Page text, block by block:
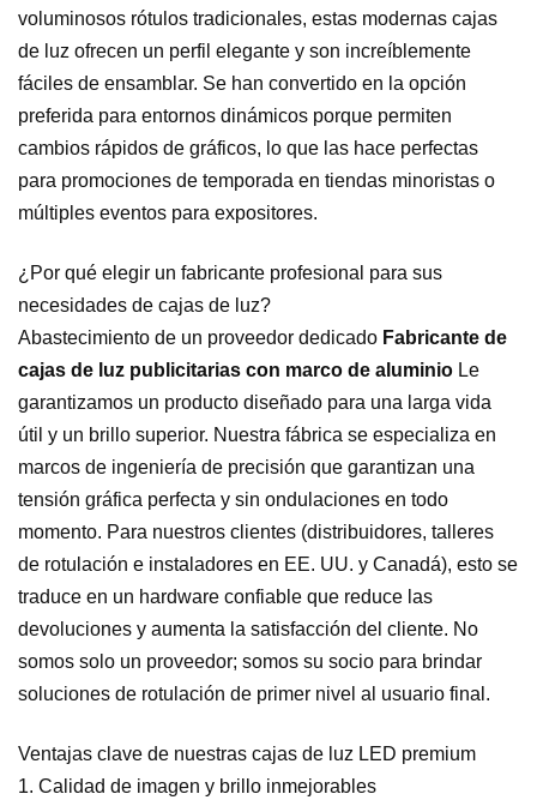
voluminosos rótulos tradicionales, estas modernas cajas
de luz ofrecen un perfil elegante y son increíblemente
fáciles de ensamblar. Se han convertido en la opción
preferida para entornos dinámicos porque permiten
cambios rápidos de gráficos, lo que las hace perfectas
para promociones de temporada en tiendas minoristas o
múltiples eventos para expositores.
¿Por qué elegir un fabricante profesional para sus
necesidades de cajas de luz?
Abastecimiento de un proveedor dedicado Fabricante de
cajas de luz publicitarias con marco de aluminio Le
garantizamos un producto diseñado para una larga vida
útil y un brillo superior. Nuestra fábrica se especializa en
marcos de ingeniería de precisión que garantizan una
tensión gráfica perfecta y sin ondulaciones en todo
momento. Para nuestros clientes (distribuidores, talleres
de rotulación e instaladores en EE. UU. y Canadá), esto se
traduce en un hardware confiable que reduce las
devoluciones y aumenta la satisfacción del cliente. No
somos solo un proveedor; somos su socio para brindar
soluciones de rotulación de primer nivel al usuario final.
Ventajas clave de nuestras cajas de luz LED premium
1. Calidad de imagen y brillo inmejorables